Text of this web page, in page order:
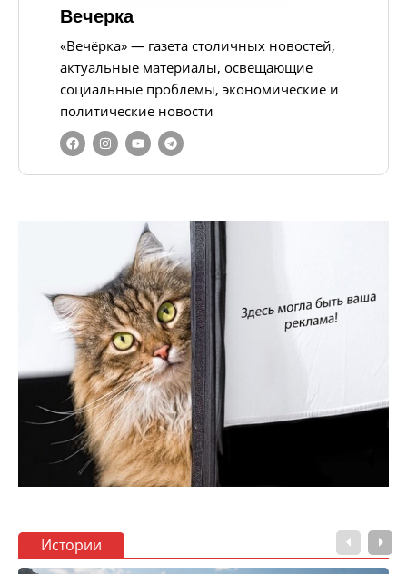
Вечерка
«Вечёрка» — газета столичных новостей,
актуальные материалы, освещающие
социальные проблемы, экономические и
политические новости
Истории